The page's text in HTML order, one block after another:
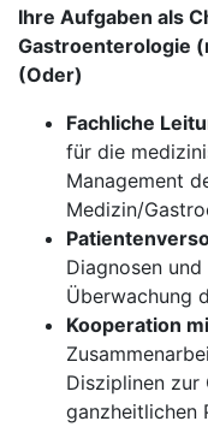
Ihre Aufgaben als
Gastroenterologie
(Oder)
Fachliche
für die
Management
Medizin/
Diagnosen
Überwachung
Kooperation
Disziplinen zur
ganzheitlichen